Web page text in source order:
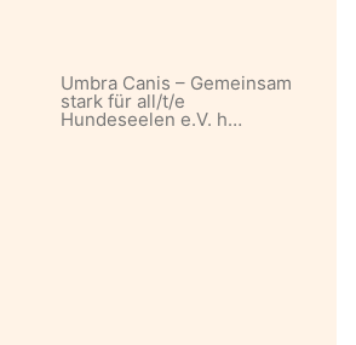
Umbra Canis – Gemeinsam
stark für all/t/e
Hundeseelen e.V. h…